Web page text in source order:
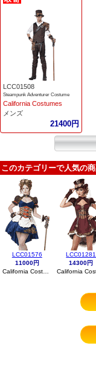
LCC01508
Steampunk Adventurer Costume
California Costumes
メンズ
21400円
このカテゴリーで人気の商
LCC01576
11000円
LCC01281
14300円